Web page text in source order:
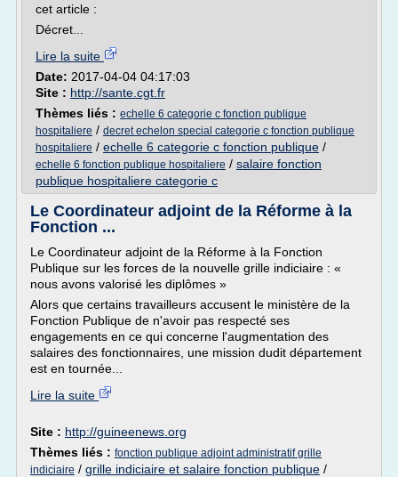
cet article :
Décret...
Lire la suite
Date: 2017-04-04 04:17:03
Site : http://sante.cgt.fr
Thèmes liés : echelle 6 categorie c fonction publique
hospitaliere / decret echelon special categorie c fonction publique
hospitaliere / echelle 6 categorie c fonction publique /
echelle 6 fonction publique hospitaliere / salaire fonction
publique hospitaliere categorie c
Le Coordinateur adjoint de la Réforme à la
Fonction ...
Le Coordinateur adjoint de la Réforme à la Fonction
Publique sur les forces de la nouvelle grille indiciaire : «
nous avons valorisé les diplômes »
Alors que certains travailleurs accusent le ministère de la
Fonction Publique de n'avoir pas respecté ses
engagements en ce qui concerne l'augmentation des
salaires des fonctionnaires, une mission dudit département
est en tournée...
Lire la suite
Site : http://guineenews.org
Thèmes liés : fonction publique adjoint administratif grille
indiciaire / grille indiciaire et salaire fonction publique /